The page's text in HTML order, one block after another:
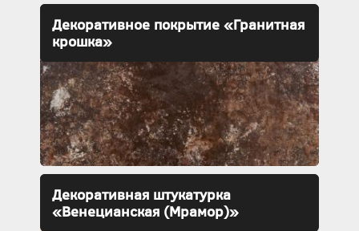
Декоративное покрытие «Гранитная
крошка»
Декоративная штукатурка
«Венецианская (Мрамор)»